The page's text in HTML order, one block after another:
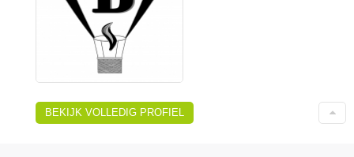
BEKIJK VOLLEDIG PROFIEL